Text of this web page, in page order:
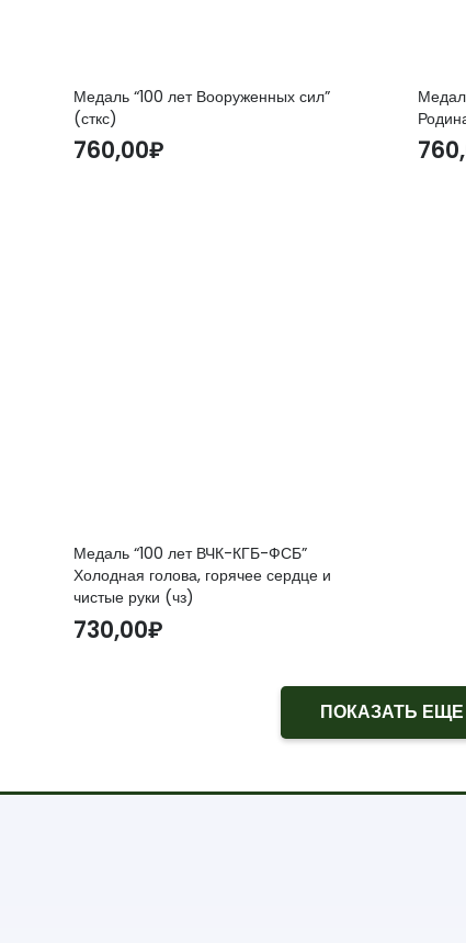
Медаль “100 лет Вооруженных сил”
(сткс)
760,00₽
Медаль “100 лет ВЧК-КГБ-ФСБ”
Холодная голова, горячее сердце и
чистые руки (чз)
730,00₽
ПОКАЗАТЬ ЕЩЕ